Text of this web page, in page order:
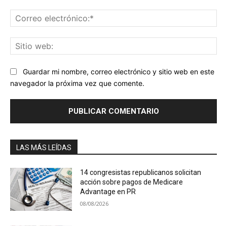
Guardar mi nombre, correo electrónico y sitio web en este
navegador la próxima vez que comente.
LAS MÁS LEÍDAS
14 congresistas republicanos solicitan
acción sobre pagos de Medicare
Advantage en PR
08/08/2026